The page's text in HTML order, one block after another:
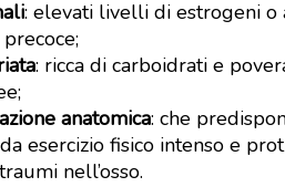
: elevati livelli di estrogeni o
: ricca di carboidrati e
anatomica: che
esercizio fisico intenso e
nell’osso.